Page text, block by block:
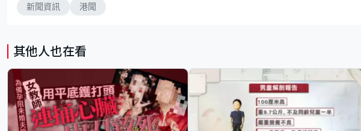
新聞資訊 港聞
其他人也在看